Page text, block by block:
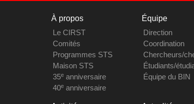
À propos
Le CIRST
Comités
Programmes STS
Maison STS
35eanniversaire
40eanniversaire
Équipe
Direction
Coordination
Chercheurs/
Étudiants/
Équipe du BIN